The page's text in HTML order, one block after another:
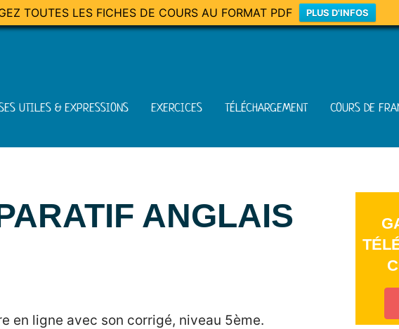
TOUTES LES FICHES DE COURS AU FORMAT PDF PLUS D'INFOS
UTILES & EXPRESSIONS EXERCICES TÉLÉCHARGEMENT COURS DE
ANGLAIS
en ligne avec son corrigé, niveau 5ème.